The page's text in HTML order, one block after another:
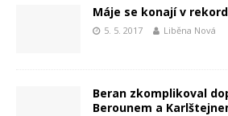
Máje se konají v
5. 5. 2017 Liběna Nová
Beran zkomplikoval
Berounem a